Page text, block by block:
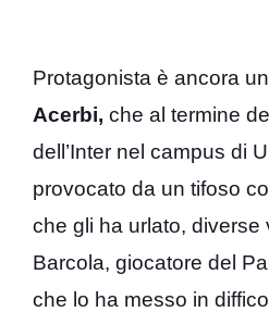
Protagonista è ancora
Acerbi, che al termine
dell’Inter nel campus di
provocato da un tifoso
che gli ha urlato, diverse
Barcola, giocatore del
che lo ha messo in